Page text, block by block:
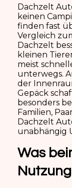
Dachzelt
keinen
finden fast
Vergleich
Dachzelt
kleinen
meist
unterwegs.
der
Gepäck
besonders
Familien,
Dachzelt
unabhängig
Was